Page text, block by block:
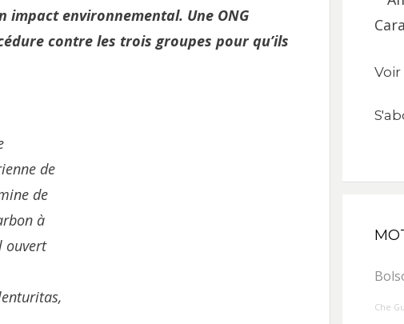
environnemental. Une ONG
contre les trois groupes pour qu’ils
de
de
à
ouvert
Voir
Che